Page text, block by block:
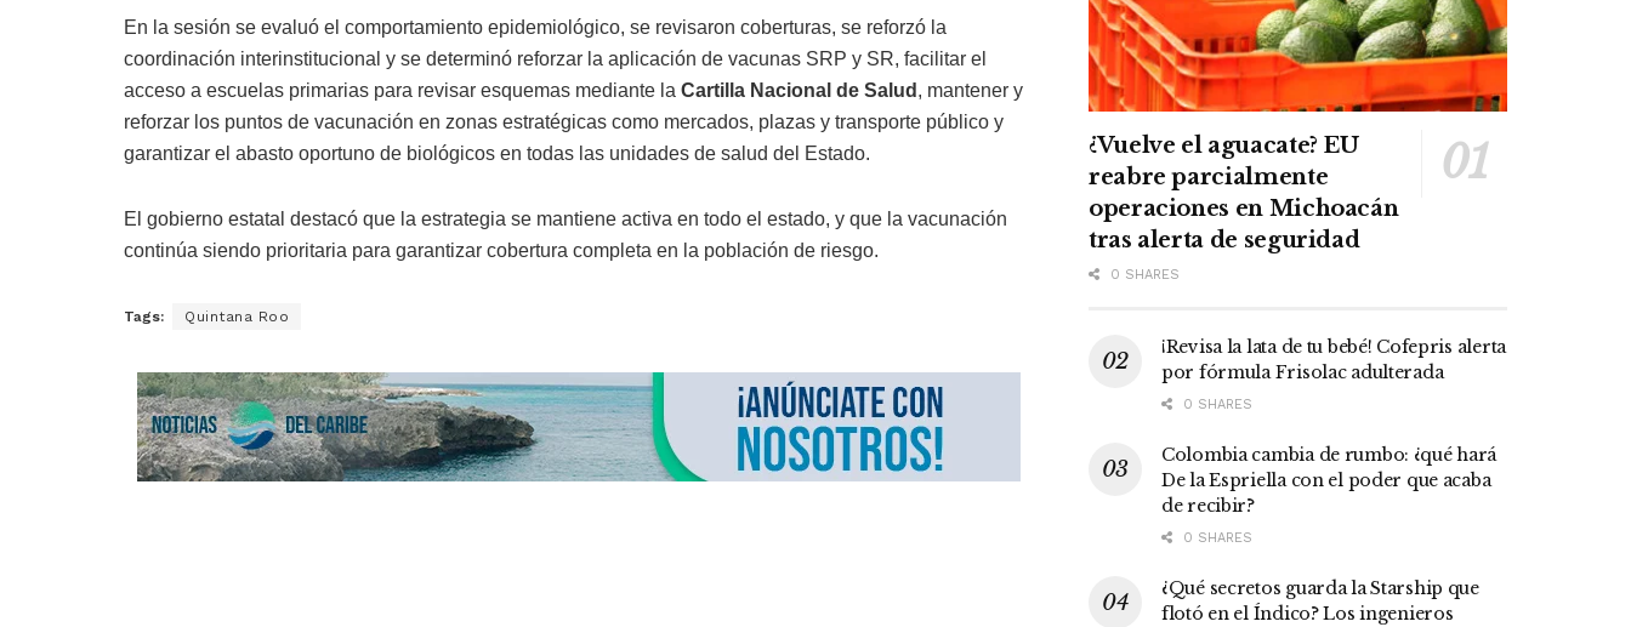
En la sesión se evaluó el comportamiento epidemiológico, se revisaron coberturas, se reforzó la
coordinación interinstitucional y se determinó reforzar la aplicación de vacunas SRP y SR, facilitar el
acceso a escuelas primarias para revisar esquemas mediante la Cartilla Nacional de Salud , mantener y
reforzar los puntos de vacunación en zonas estratégicas como mercados, plazas y transporte público y
garantizar el abasto oportuno de biológicos en todas las unidades de salud del Estado.
El gobierno estatal destacó que la estrategia se mantiene activa en todo el estado, y que la vacunación
continúa siendo prioritaria para garantizar cobertura completa en la población de riesgo.
Tags: Quintana Roo
¿Vuelve el aguacate? EU
reabre parcialmente
operaciones en Michoacán
tras alerta de seguridad
0 SHARES
¡Revisa la lata de tu bebé! Cofepris alerta
por fórmula Frisolac adulterada
0 SHARES
Colombia cambia de rumbo: ¿qué hará
De la Espriella con el poder que acaba
de recibir?
0 SHARES
¿Qué secretos guarda la Starship que
flotó en el Índico? Los ingenieros